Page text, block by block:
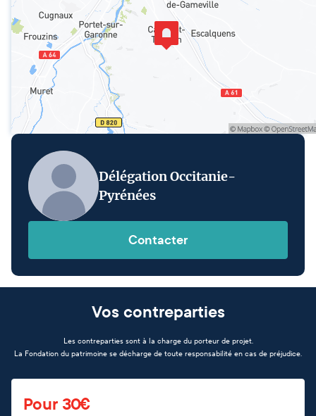
Délégation Occitanie-
Pyrénées
Contacter
Vos contreparties
Les contreparties sont à la charge du porteur de projet.
La Fondation du patrimoine se décharge de toute responsabilité en cas de préjudice.
Pour 30€